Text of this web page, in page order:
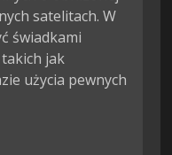
satelitach. W
świadkami
jak
użycia pewnych